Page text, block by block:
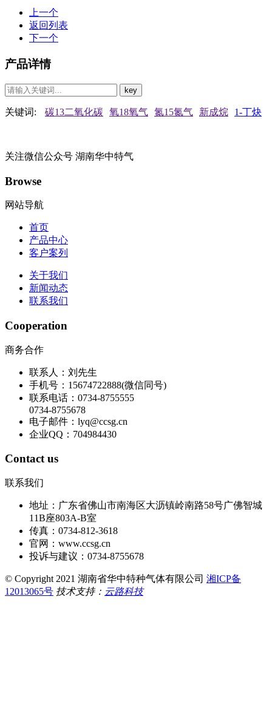
上一个
返回列表
下一个
产品详情
关键词: 碳13二氧化碳 氧18氧气 氮15氮气 新成烷 1-丁炔
关注微信公众号 湖南华中特气
Browse
网站导航
首页
产品中心
客户案列
关于我们
新闻动态
联系我们
Cooperation
商务合作
联系人：刘先生
手机号：15674722888(微信同号)
联系电话：0734-8755555
0734-8755678
电子邮件：lyq@ccsg.cn
企业QQ：704984430
Contact us
联系我们
地址：广东省佛山市南海区大沥镇岭南路58号广佛智城
11B座803A-B室
传真：0734-812-3618
官网：www.ccsg.cn
投诉与建议：0734-8755678
© Copyright 2021 湖南省华中特种气体有限公司 湘ICP备
12013065号 技术支持： 云路科技